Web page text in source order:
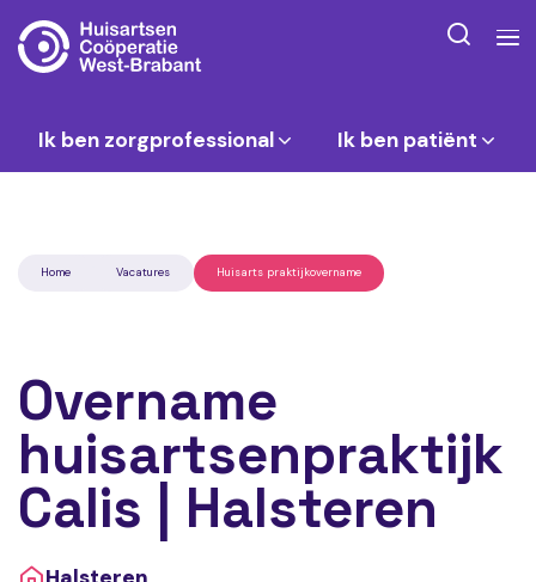
Ik ben zorgprofessional Ik ben patiënt
Home Vacatures Huisarts praktijkovername
Overname
huisartsenpraktijk
Calis | Halsteren